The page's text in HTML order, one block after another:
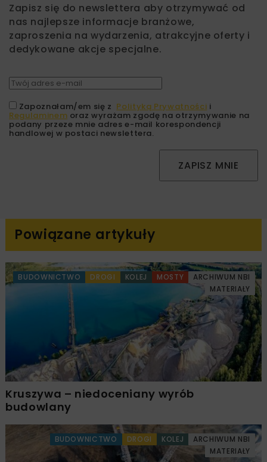
Zapisz się do newslettera aby otrzymywać od
nas najlepsze informacje branżowe,
zaproszenia na wydarzenia, atrakcyjne oferty i
dedykowane akcje specjalne.
Zapoznałam/em się z Polityką Prywatności i
Regulaminem oraz wyrażam zgodę na otrzymywanie na
podany przeze mnie adres e-mail korespondencji
handlowej w postaci newslettera.
ZAPISZ MNIE
Powiązane artykuły
BUDOWNICTWO DROGI KOLEJ MOSTY
ARCHIWUM NBI
MATERIAŁY
Kruszywa – niedoceniany wyrób
budowlany
BUDOWNICTWO DROGI KOLEJ
ARCHIWUM NBI
MATERIAŁY